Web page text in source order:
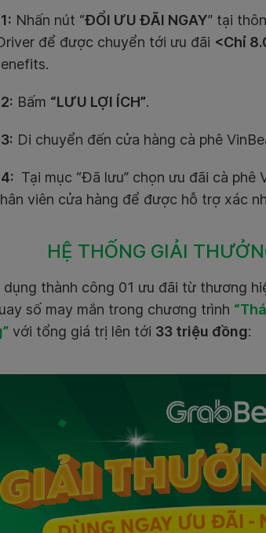
Nhấn nút “ĐỔI ƯU ĐÃI NGAY” tại
để được chuyển tới ưu đãi <Chỉ
Bấm “LƯU LỢI ÍCH”.
: Di chuyển đến cửa hàng cà phê
Tại mục “Đã lưu” chọn ưu đãi cà phê
viên cửa hàng để được hỗ trợ xác
HỆ THỐNG GIẢI
dụng thành công 01 ưu đãi từ thương
số may mắn trong chương trình
với tổng giá trị lên tới 33 triệu đồng: